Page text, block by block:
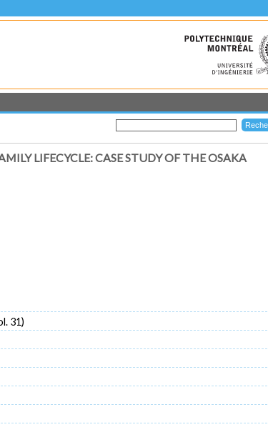
LIFECYCLE: CASE STUDY OF THE OSAKA
31)